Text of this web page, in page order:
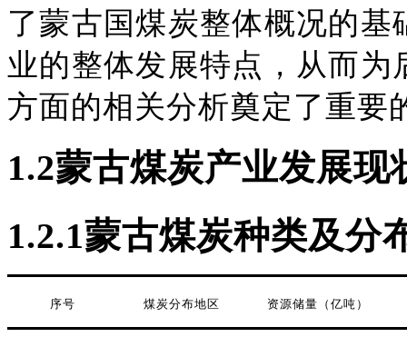
了蒙古国煤炭整体概况的基
业的整体发展特点，从而
方面的相关分析奠定了重要
1.2蒙古煤炭产业发展现
1.2.1蒙古煤炭种类及分
序号 煤炭分布地区 资源储量（亿吨 ）